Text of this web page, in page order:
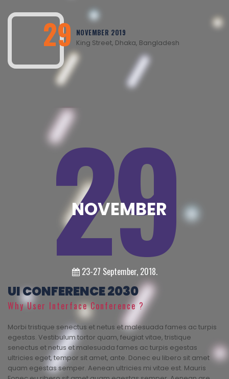
29 NOVEMBER 2019
King Street, Dhaka, Bangladesh
29
NOVEMBER
23-27 September, 2018.
UI CONFERENCE 2030
Why User Interface Conference ?
Morbi tristique senectus et netus et malesuada fames ac turpis
egestas. Vestibulum tortor quam, feugiat vitae, tristique
senectus et netus et malesuada fames ac turpis egestas
ultricies eget, tempor sit amet, ante. Donec eu libero sit amet
quam egestas semper. Aenean ultricies mi vitae est. Mauris